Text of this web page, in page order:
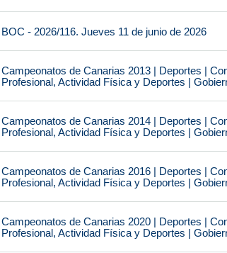
BOC - 2026/116. Jueves 11 de junio de 2026
Campeonatos de Canarias 2013 | Deportes |
Profesional, Actividad Física y Deportes |
Campeonatos de Canarias 2014 | Deportes |
Profesional, Actividad Física y Deportes |
Campeonatos de Canarias 2016 | Deportes |
Profesional, Actividad Física y Deportes |
Campeonatos de Canarias 2020 | Deportes |
Profesional, Actividad Física y Deportes |